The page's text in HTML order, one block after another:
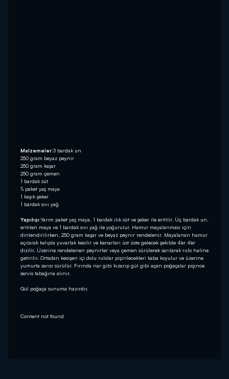
Malzemeler:3 bardak un
250 gram beyaz peynir
250 gram kaşar
250 gram çemen
1 bardak süt
½ paket yaş maya
1 kaşık şeker
1 bardak sıvı yağ
Yapılışı:Yarım paket yaş maya, 1 bardak ılık süt ve şeker ile eritilir. Üç bardak un,
eritilen maya ve 1 bardak sıvı yağ ile yoğurulur. Hamur mayalanması için
dinlendirilirken, 250 gram kaşar ve beyaz peynir rendelenir. Mayalanan hamur
açılarak kalıpla yuvarlak kesilir ve kenarları üst üste gelecek şekilde 4’er 4’er
dizilir. Üzerine rendelenen peynirler veya çemen sürülerek sarılarak rulo haline
getirilir. Ortadan kesişen içi dolu rulolar pişirilecekleri kaba koyulur ve üzerine
yumurta sarısı sürülür. Fırında nar gibi kızarıp gül gibi açan poğaçalar pişince
servis tabağına alınır.
Gül poğaça sunuma hazırdır.
Content not found